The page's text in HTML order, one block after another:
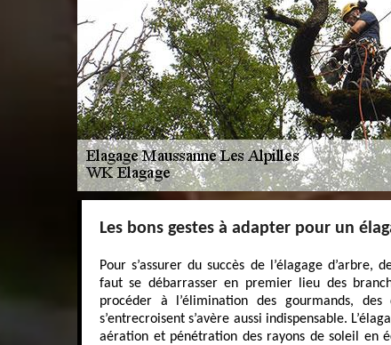
Les bons gestes à adapter pour un
Pour s’assurer du succès de l’élagage d’arbre,
faut se débarrasser en premier lieu des
procéder à l’élimination des gourmands,
s’entrecroisent s’avère aussi indispensable.
aération et pénétration des rayons de soleil en